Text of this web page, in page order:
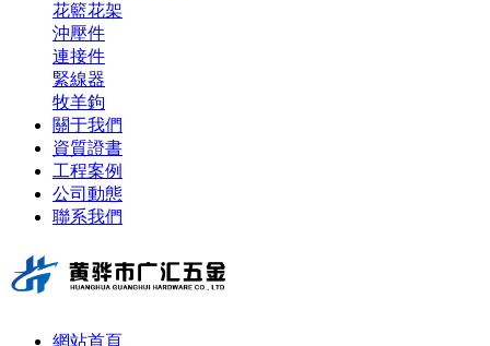
花籃花架
沖壓件
連接件
緊線器
牧羊鉤
關于我們
資質證書
工程案例
公司動態
聯系我們
網站首頁